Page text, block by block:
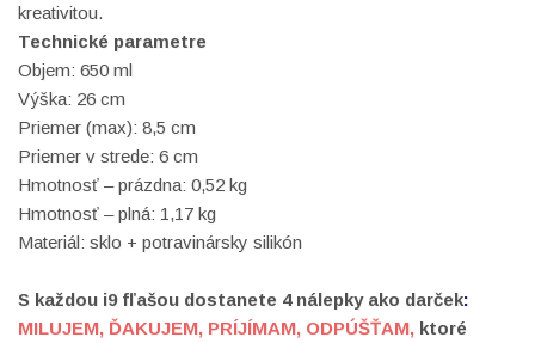
kreativitou.
Technické parametre
Objem: 650 ml
Výška: 26 cm
Priemer (max): 8,5 cm
Priemer v strede: 6 cm
Hmotnosť – prázdna: 0,52 kg
Hmotnosť – plná: 1,17 kg
Materiál: sklo + potravinársky silikón
S každou i9 fľašou dostanete 4 nálepky ako darček:
MILUJEM, ĎAKUJEM, PRÍJÍMAM, ODPÚŠŤAM, ktoré